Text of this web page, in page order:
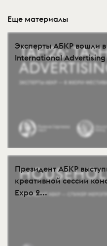
Еще материалы
Эксперты АБКР вошли
International Advertising
Президент АБКР
креативной сессии
Expo 2...